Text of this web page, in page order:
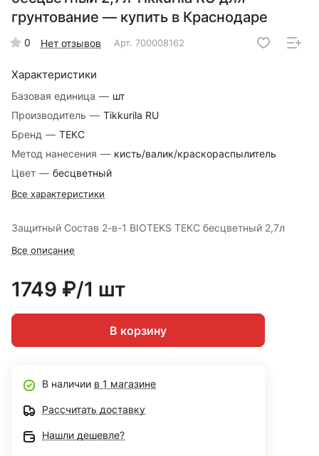
грунтование — купить в Краснодаре
0 Нет отзывов Арт. 700008162
Характеристики
Базовая единица — шт
Производитель — Tikkurila RU
Бренд — ТЕКС
Метод нанесения — кисть/валик/краскораспылитель
Цвет — бесцветный
Все характеристики
Защитный Состав 2-в-1 BIOTEKS ТЕКС бесцветный 2,7л
Все описание
1749 ₽/1 шт
В корзину
В наличии в 1 магазине
Рассчитать доставку
Нашли дешевле?